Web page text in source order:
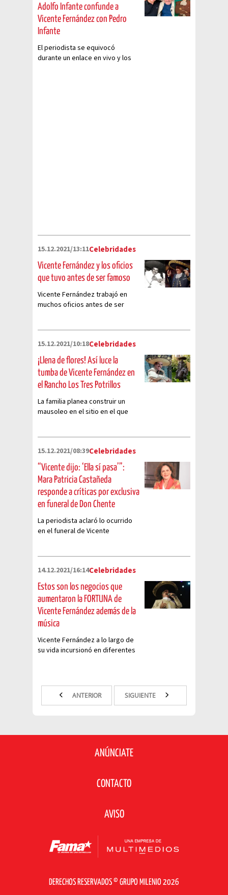
Adolfo Infante confunde a
Vicente Fernández con Pedro
Infante
El periodista se equivocó
durante un enlace en vivo y los
15.12.2021/13:11Celebridades
Vicente Fernández y los oficios
que tuvo antes de ser famoso
Vicente Fernández trabajó en
muchos oficios antes de ser
15.12.2021/10:18Celebridades
¡Llena de flores! Así luce la
tumba de Vicente Fernández en
el Rancho Los Tres Potrillos
La familia planea construir un
mausoleo en el sitio en el que
15.12.2021/08:39Celebridades
“Vicente dijo: ‘Ella sí pasa’”:
Mara Patricia Castañeda
responde a críticas por exclusiva
en funeral de Don Chente
La periodista aclaró lo ocurrido
en el funeral de Vicente
14.12.2021/16:14Celebridades
Estos son los negocios que
aumentaron la FORTUNA de
Vicente Fernández además de la
música
Vicente Fernández a lo largo de
su vida incursionó en diferentes
ANTERIOR SIGUIENTE
ANÚNCIATE
CONTACTO
AVISO
DERECHOS RESERVADOS © GRUPO MILENIO 2026